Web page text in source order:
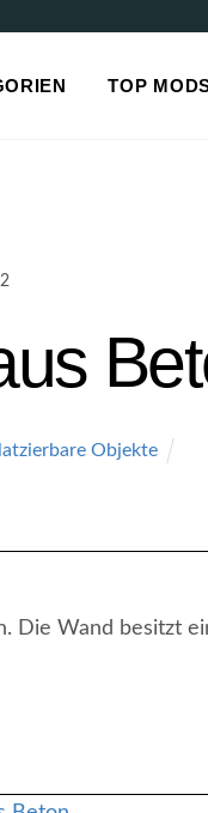
TOP
Objekte
Die Wand besitzt